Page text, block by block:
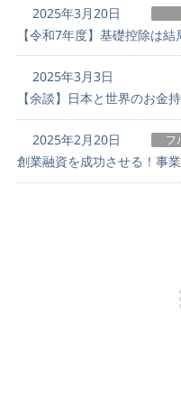
2025年3月20日
【令和7年度】基礎控除は
2025年3月3日
【余談】日本と世界のお金
2025年2月20日 フ
創業融資を成功させる！事